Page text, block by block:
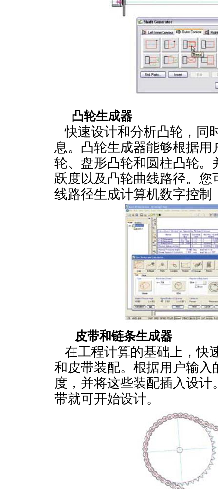
凸轮生成器
快速设计和分析凸轮，同
息。凸轮生成器能够根据
轮、盘形凸轮和圆柱凸轮
跃度以及凸轮曲线路径。
线路径生成计算机数字控制
皮带和链条生成器
在工程计算的基础上，快
和皮带装配。根据用户输
度，并将这些装配插入设
带就可开始设计。